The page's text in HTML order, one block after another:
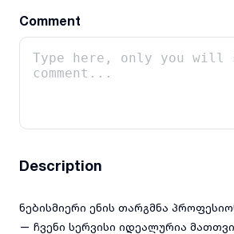
Comment
Description
ნებისმიერი ენის თარგმნა
— ჩვენი სერვისი იდეალურია